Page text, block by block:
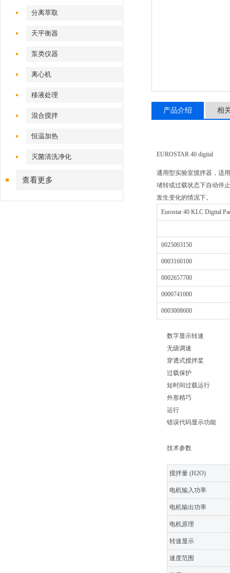
分离萃取
天平衡器
泵类仪器
离心机
移液处理
混合搅拌
恒温加热
灭菌清洗净化
查看更多
产品介绍 相
EUROSTAR 40 digital
通用型实验室搅拌器，适
堵转或过载状态下自动停
发生变化的情况下。
Eurostar 40 KLC Digital
0025003150
0003160100
0002657700
0000741000
0003008600
数字显示转速
无级调速
穿透式搅拌桨
过载保护
短时间过载运行
外形精巧
运行
错误代码显示功能
技术参数
搅拌量 (H2O)
电机输入功率
电机输出功率
电机原理
转速显示
速度范围